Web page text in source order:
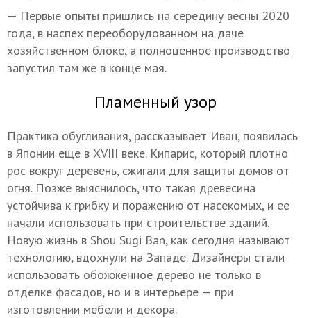
— Первые опыты пришлись на середину весны 2020
года, в наспех переоборудованном на даче
хозяйственном блоке, а полноценное производство
запустил там же в конце мая.
Пламенный узор
Практика обугливания, рассказывает Иван, появилась
в Японии еще в XVIII веке. Кипарис, который плотно
рос вокруг деревень, сжигали для защиты домов от
огня. Позже выяснилось, что такая древесина
устойчива к грибку и поражению от насекомых, и ее
начали использовать при строительстве зданий.
Новую жизнь в Shou Sugi Ban, как сегодня называют
технологию, вдохнули на Западе. Дизайнеры стали
использовать обожженное дерево не только в
отделке фасадов, но и в интерьере — при
изготовлении мебели и декора.